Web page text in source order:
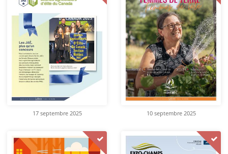
17 septembre 2025 10 septembre 2025